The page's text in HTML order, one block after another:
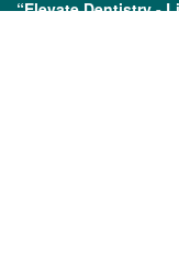
“Elevate Dentistry -